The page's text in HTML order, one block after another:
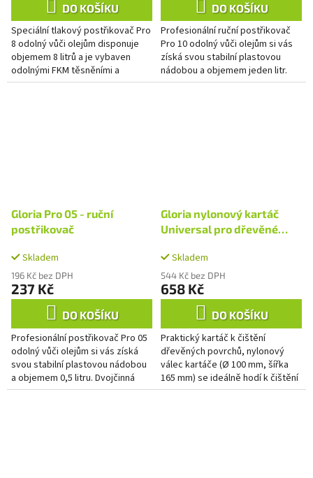
DO KOŠÍKU
Speciální tlakový postřikovač Pro
8 odolný vůči olejům disponuje
objemem 8 litrů a je vybaven
odolnými FKM těsněními a
rozprašovací trubkou s
DO KOŠÍKU
Profesionální ruční postřikovač
Pro 10 odolný vůči olejům si vás
získá svou stabilní plastovou
nádobou a objemem jeden litr.
Dvojčinná přesná pumpa zajišťuje
Gloria Pro 05 - ruční
postřikovač
Skladem
196 Kč bez DPH
237 Kč
DO KOŠÍKU
Profesionální postřikovač Pro 05
odolný vůči olejům si vás získá
svou stabilní plastovou nádobou
a objemem 0,5 litru. Dvojčinná
přesná pumpa zajišťuje lepší
Gloria nylonový kartáč
Universal pro dřevěné
Skladem
544 Kč bez DPH
658 Kč
DO KOŠÍKU
Praktický kartáč k čištění
dřevěných povrchů, nylonový
válec kartáče (Ø 100 mm, šířka
165 mm) se ideálně hodí k čištění
a údržbě teras a palubek z